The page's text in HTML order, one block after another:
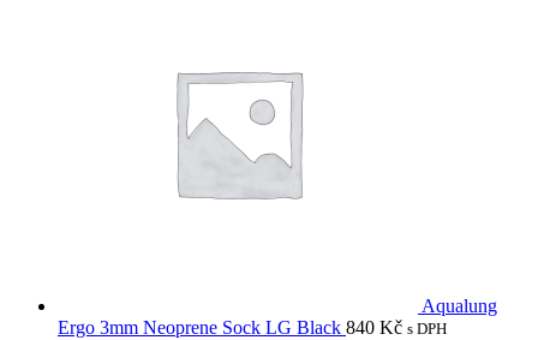
Aqualung
Ergo 3mm Neoprene Sock LG Black 840 Kč s DPH